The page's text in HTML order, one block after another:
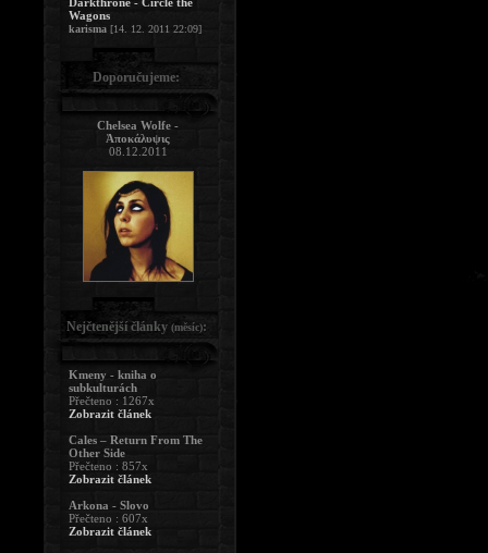
Wagons
karisma [14. 12. 2011 22:09]
Doporučujeme:
Chelsea Wolfe -
Ἀποκάλυψις
08.12.2011
Nejčtenější články (měsíc):
Kmeny - kniha o
subkulturách
Přečteno : 1267x
Zobrazit článek
Cales – Return From The
Other Side
Přečteno : 857x
Zobrazit článek
Arkona - Slovo
Přečteno : 607x
Zobrazit článek